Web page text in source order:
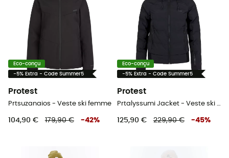
Eco-conçu
-5% Extra - Code Summer5
Protest
Prtsuzanaios - Veste ski femme
104,90 € 179,90 € -42%
Eco-conçu
-5% Extra - Code Summer5
Protest
Prtalyssumi Jacket - Veste ski femme
125,90 € 229,90 € -45%